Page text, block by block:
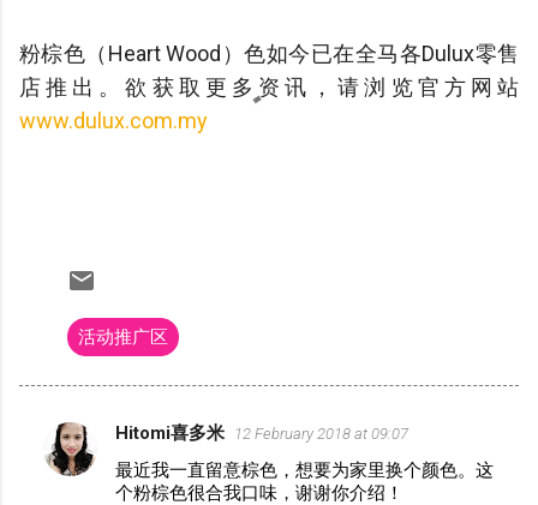
粉棕色（Heart Wood）色如今已在全马各Dulux零售
店推出。欲获取更多资讯，请浏览官方网站
www.dulux.com.my
活动推广区
C
o
Hitomi喜多米 12 February 2018 at 09:07
最近我一直留意棕色，想要为家里换个颜色。这
个粉棕色很合我口味，谢谢你介绍！